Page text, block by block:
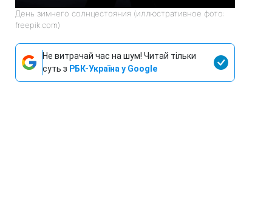
День зимнего солнцестояния (иллюстративное фото:
freepik.com)
Не витрачай час на шум! Читай тільки
суть з РБК-Україна у Google